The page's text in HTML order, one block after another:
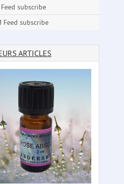
Feed subscribe
Feed subscribe
ARTICLES